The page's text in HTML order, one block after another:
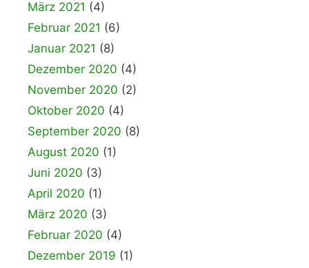
März 2021 (4)
Februar 2021 (6)
Januar 2021 (8)
Dezember 2020 (4)
November 2020 (2)
Oktober 2020 (4)
September 2020 (8)
August 2020 (1)
Juni 2020 (3)
April 2020 (1)
März 2020 (3)
Februar 2020 (4)
Dezember 2019 (1)